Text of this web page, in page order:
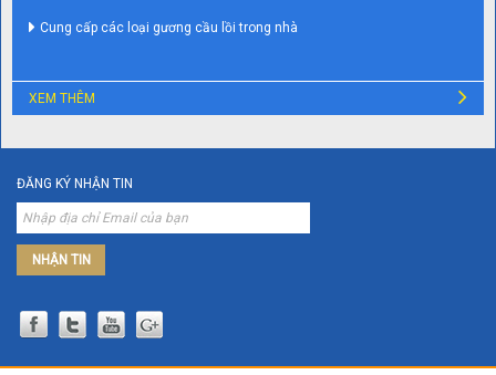
Cung cấp các loại gương cầu lồi trong nhà
XEM THÊM
ĐĂNG KÝ NHẬN TIN
NHẬN TIN